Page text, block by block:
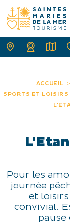
ACCUEIL
SPORTS ET LOISIRS
Pour les
journée
et loisirs
convivial.
pause